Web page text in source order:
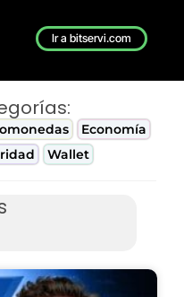
Ir a bitservi.com
Economía
Wallet